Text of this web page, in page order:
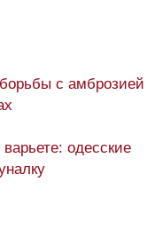
с амброзией
одесские